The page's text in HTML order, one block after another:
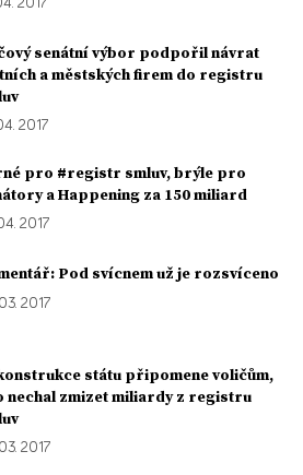
senátní výbor podpořil návrat
a městských firem do registru
2017
pro #registr smluv, brýle pro
a Happening za 150 miliard
2017
Pod svícnem už je rozsvíceno
2017
státu připomene voličům,
nechal zmizet miliardy z registru
2017